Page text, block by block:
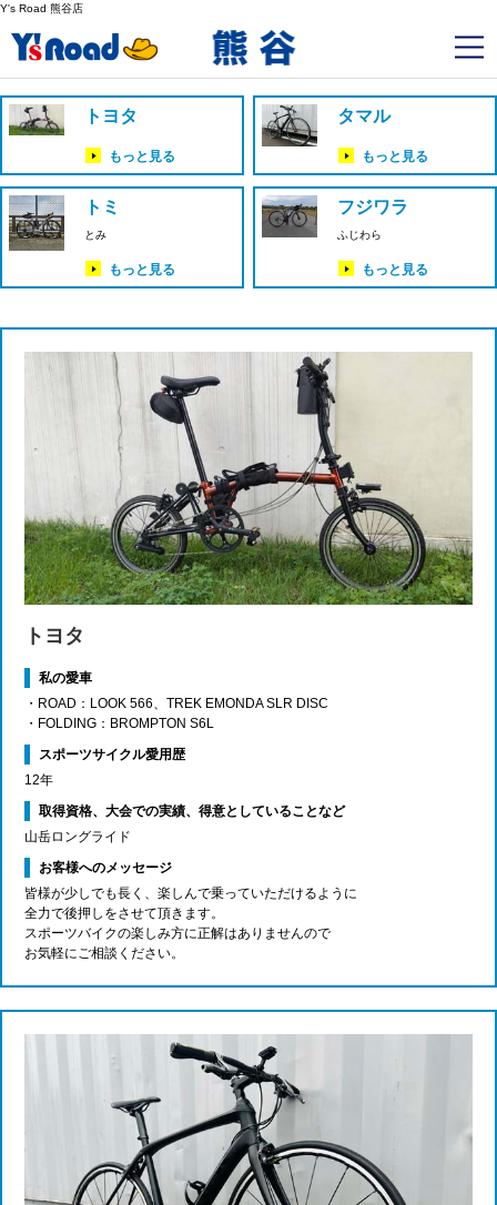
Y's Road 熊谷店
トヨタ
もっと見る
タマル
もっと見る
トミ
とみ
もっと見る
フジワラ
ふじわら
もっと見る
トヨタ
私の愛車
・ROAD：LOOK 566、TREK EMONDA SLR DISC
・FOLDING：BROMPTON S6L
スポーツサイクル愛用歴
12年
取得資格、大会での実績、得意としていることなど
山岳ロングライド
お客様へのメッセージ
皆様が少しでも長く、楽しんで乗っていただけるように
全力で後押しをさせて頂きます。
スポーツバイクの楽しみ方に正解はありませんので
お気軽にご相談ください。